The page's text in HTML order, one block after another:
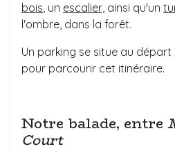
bois, un escalier, ainsi qu'un
l'ombre, dans la forêt.
Un parking se situe au
pour parcourir cet itinéraire.
Notre balade, entre
Court